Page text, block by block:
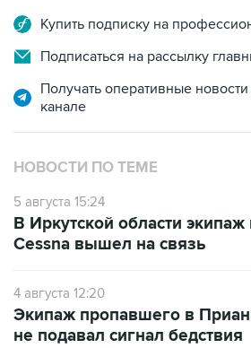
Купить подписку на
Подписаться на рассылку
Получать оперативные
канале
НОВОСТИ ПО ТЕМЕ
5 августа 15:24
В Иркутской области
Cessna вышел на связь
4 августа 12:20
Экипаж пропавшего в
не подавал сигнал бедствия